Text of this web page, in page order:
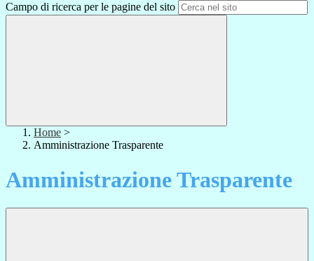
Campo di ricerca per le pagine del sito
Home >
Amministrazione Trasparente
Amministrazione Trasparente